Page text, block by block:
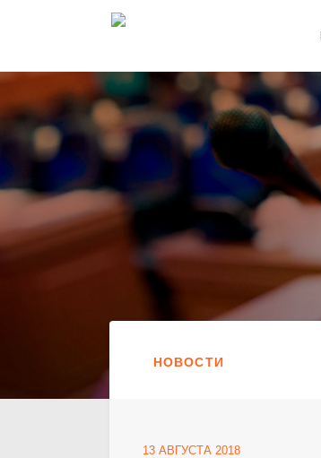
НОВОСТИ
13 АВГУСТА 2018